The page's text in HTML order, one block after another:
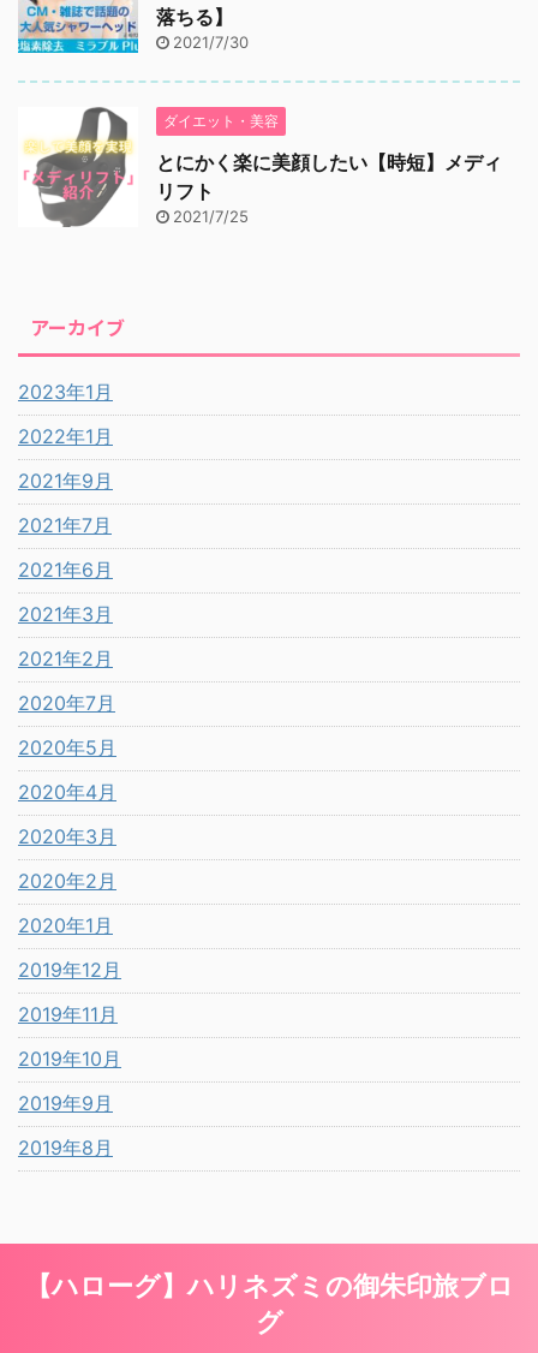
落ちる】
2021/7/30
ダイエット・美容
とにかく楽に美顔したい【時短】メディ
リフト
2021/7/25
アーカイブ
2023年1月
2022年1月
2021年9月
2021年7月
2021年6月
2021年3月
2021年2月
2020年7月
2020年5月
2020年4月
2020年3月
2020年2月
2020年1月
2019年12月
2019年11月
2019年10月
2019年9月
2019年8月
【ハローグ】ハリネズミの御朱印旅ブロ
グ